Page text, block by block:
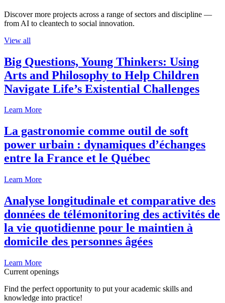
Discover more projects across a range of sectors and discipline —
from AI to cleantech to social innovation.
View all
Big Questions, Young Thinkers: Using
Arts and Philosophy to Help Children
Navigate Life’s Existential Challenges
Learn More
La gastronomie comme outil de soft
power urbain : dynamiques d’échanges
entre la France et le Québec
Learn More
Analyse longitudinale et comparative des
données de télémonitoring des activités de
la vie quotidienne pour le maintien à
domicile des personnes âgées
Learn More
Current openings
Find the perfect opportunity to put your academic skills and
knowledge into practice!